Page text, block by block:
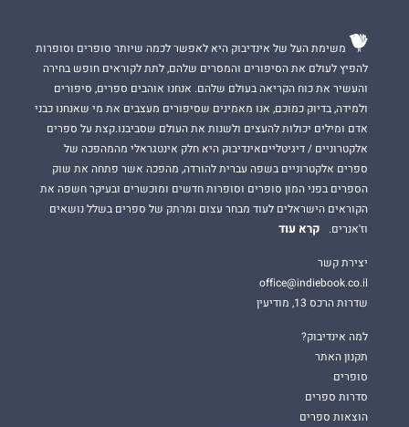
משימת העל של אינדיבוק היא לאפשר לכמה שיותר סופרים וסופרות
להפיץ לעולם את הסיפורים והמסרים שלהם, לתת לקוראים חופש בחירה
והעשיר את כוח הקריאה בעולם שלהם. אנחנו אוהבים ספרים, סיפורים
ולמידה, בדיוק כמוכם, אנו מאמינים שסיפורים מעצבים את מי שאנחנו כבני
אדם ומילים יכולות להעצים ולשנות את העולם שסביבנו.קצת על ספרים
אלקטרוניים / דיגיטלייםאינדיבוק היא חלק אינטגראלי מהמהפכה של
ספרים אלקטרוניים בשפה עברית להורדה, מהפכה אשר פתחה את שוק
הספרים בפני המון סופרים וסופרות חדשים ומוכשרים ובעיקר חשפה את
הקוראים הישראלים לעוד מבחר עצום ומרתק של ספרים בשלל נושאים
וז'אנרים.
קרא עוד
יצירת קשר
office@indiebook.co.il
שדרות הרכס 13, מודיעין
למה אינדיבוק?
תקנון האתר
סופרים
סדרות ספרים
הוצאות ספרים